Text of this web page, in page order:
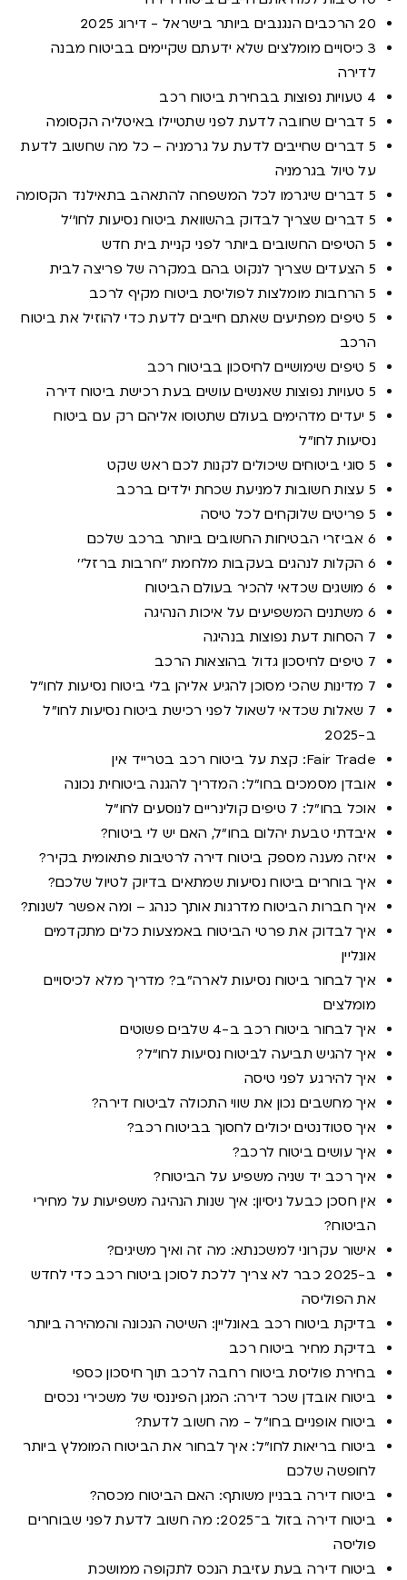
20 הרכבים הנגנבים ביותר בישראל - דירוג 2025
3 כיסויים מומלצים שלא ידעתם שקיימים בביטוח מבנה
לדירה
4 טעויות נפוצות בבחירת ביטוח רכב
5 דברים שחובה לדעת לפני שתטיילו באיטליה הקסומה
5 דברים שחייבים לדעת על גרמניה – כל מה שחשוב לדעת
על טיול בגרמניה
5 דברים שיגרמו לכל המשפחה להתאהב בתאילנד הקסומה
5 דברים שצריך לבדוק בהשוואת ביטוח נסיעות לחו''ל
5 הטיפים החשובים ביותר לפני קניית בית חדש
5 הצעדים שצריך לנקוט בהם במקרה של פריצה לבית
5 הרחבות מומלצות לפוליסת ביטוח מקיף לרכב
5 טיפים מפתיעים שאתם חייבים לדעת כדי להוזיל את ביטוח
הרכב
5 טיפים שימושיים לחיסכון בביטוח רכב
5 טעויות נפוצות שאנשים עושים בעת רכישת ביטוח דירה
5 יעדים מדהימים בעולם שתטוסו אליהם רק עם ביטוח
נסיעות לחו"ל
5 סוגי ביטוחים שיכולים לקנות לכם ראש שקט
5 עצות חשובות למניעת שכחת ילדים ברכב
5 פריטים שלוקחים לכל טיסה
6 אביזרי הבטיחות החשובים ביותר ברכב שלכם
6 הקלות לנהגים בעקבות מלחמת ''חרבות ברזל''
6 מושגים שכדאי להכיר בעולם הביטוח
6 משתנים המשפיעים על איכות הנהיגה
7 הסחות דעת נפוצות בנהיגה
7 טיפים לחיסכון גדול בהוצאות הרכב
7 מדינות שהכי מסוכן להגיע אליהן בלי ביטוח נסיעות לחו"ל
7 שאלות שכדאי לשאול לפני רכישת ביטוח נסיעות לחו"ל
ב-2025
Fair Trade: קצת על ביטוח רכב בטרייד אין
אובדן מסמכים בחו"ל: המדריך להגנה ביטוחית נכונה
אוכל בחו"ל: 7 טיפים קולינריים לנוסעים לחו"ל
איבדתי טבעת יהלום בחו"ל, האם יש לי ביטוח?
איזה מענה מספק ביטוח דירה לרטיבות פתאומית בקיר?
איך בוחרים ביטוח נסיעות שמתאים בדיוק לטיול שלכם?
איך חברות הביטוח מדרגות אותך כנהג – ומה אפשר לשנות?
איך לבדוק את פרטי הביטוח באמצעות כלים מתקדמים
אונליין
איך לבחור ביטוח נסיעות לארה"ב? מדריך מלא לכיסויים
מומלצים
איך לבחור ביטוח רכב ב-4 שלבים פשוטים
איך להגיש תביעה לביטוח נסיעות לחו"ל?
איך להירגע לפני טיסה
איך מחשבים נכון את שווי התכולה לביטוח דירה?
איך סטודנטים יכולים לחסוך בביטוח רכב?
איך עושים ביטוח לרכב?
איך רכב יד שניה משפיע על הביטוח?
אין חסכן כבעל ניסיון: איך שנות הנהיגה משפיעות על מחירי
הביטוח?
אישור עקרוני למשכנתא: מה זה ואיך משיגים?
ב-2025 כבר לא צריך ללכת לסוכן ביטוח רכב כדי לחדש
את הפוליסה
בדיקת ביטוח רכב באונליין: השיטה הנכונה והמהירה ביותר
בדיקת מחיר ביטוח רכב
בחירת פוליסת ביטוח רחבה לרכב תוך חיסכון כספי
ביטוח אובדן שכר דירה: המגן הפיננסי של משכירי נכסים
ביטוח אופניים בחו"ל - מה חשוב לדעת?
ביטוח בריאות לחו"ל: איך לבחור את הביטוח המומלץ ביותר
לחופשה שלכם
ביטוח דירה בבניין משותף: האם הביטוח מכסה?
ביטוח דירה בזול ב־2025: מה חשוב לדעת לפני שבוחרים
פוליסה
ביטוח דירה בעת עזיבת הנכס לתקופה ממושכת